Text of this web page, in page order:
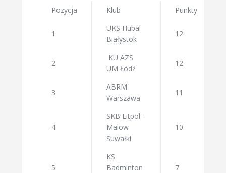
Pozycja Klub Punkty
1
UKS Hubal
Białystok
12
2
KU AZS
UM Łódź
12
3
ABRM
Warszawa
11
4
SKB Litpol-
Malow
Suwałki
10
5
KS
Badminton
7